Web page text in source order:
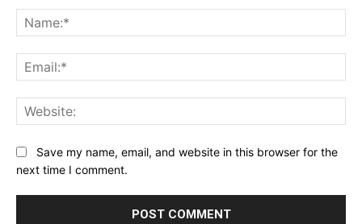
Save my name, email, and website in this browser for the
next time I comment.